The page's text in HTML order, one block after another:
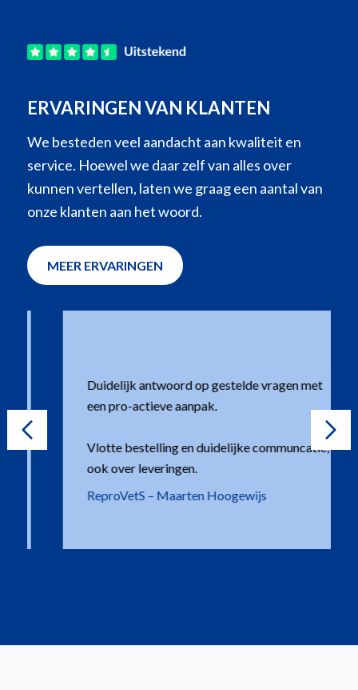
ERVARINGEN VAN KLANTEN
We besteden veel aandacht aan kwaliteit en
service. Hoewel we daar zelf van alles over
kunnen vertellen, laten we graag een aantal van
onze klanten aan het woord.
MEER ERVARINGEN
Duidelijk antwoord op gestelde vragen met
een pro-actieve aanpak.
Vlotte bestelling en duidelijke communcatie,
ook over leveringen.
ReproVetS – Maarten Hoogewijs